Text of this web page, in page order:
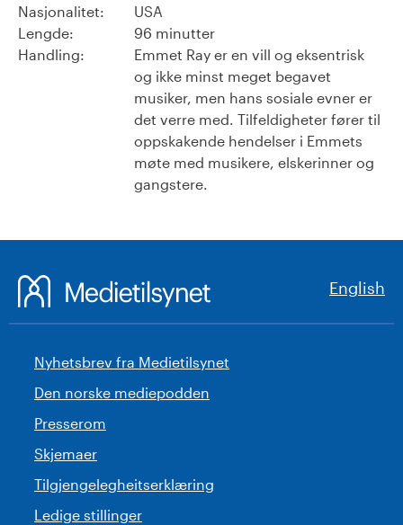
Nasjonalitet:
USA
Lengde:
96 minutter
Handling:
Emmet Ray er en vill og eksentrisk
og ikke minst meget begavet
musiker, men hans sosiale evner er
det verre med. Tilfeldigheter fører til
oppskakende hendelser i Emmets
møte med musikere, elskerinner og
gangstere.
English
Nyhetsbrev fra Medietilsynet
Den norske mediepodden
Presserom
Skjemaer
Tilgjengelegheitserklæring
Ledige stillinger